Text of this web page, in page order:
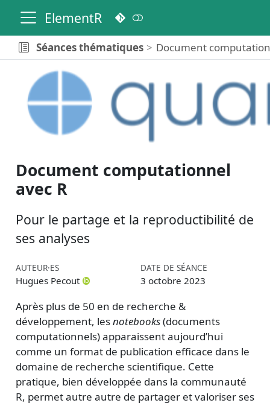
ElementR
Séances thématiques Document
Document computationnel
avec R
Pour le partage et la reproductibilité de
ses analyses
AUTEUR·ES
Hugues Pecout
DATE DE SÉANCE
3 octobre 2023
Après plus de 50 en de recherche &
développement, lesnotebooks(documents
computationnels) apparaissent aujourd’hui
comme un format de publication efficace dans le
domaine de recherche scientifique. Cette
pratique, bien développée dans la communauté
R, permet autre autre de partager et valoriser ses